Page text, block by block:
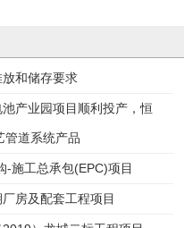
和储存要求
产业园项目顺利投产，恒
管道系统产品
-施工总承包(EPC)项目
房及配套工程项目